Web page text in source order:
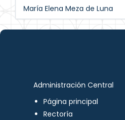
María Elena Meza de Luna
Administración Central
Página principal
Rectoría